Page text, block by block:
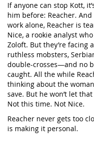
If anyone can stop Kott,
him before: Reacher.
work alone, Reacher is
Nice, a rookie analyst
Zoloft. But they’re facing
ruthless mobsters,
double-crosses—and no
caught. All the while
thinking about the
save. But he won’t let
Not this time. Not Nice.
Reacher never gets too
is making it personal.